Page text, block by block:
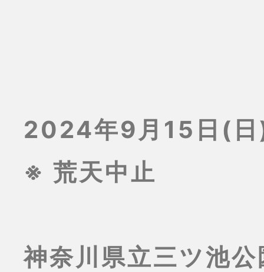
2024年9月15日(
※ 荒天中止
神奈川県立三ツ池公